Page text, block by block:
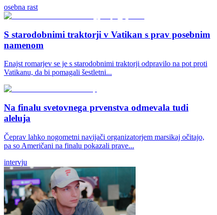
osebna rast
S starodobnimi traktorji v Vatikan s prav posebnim
namenom
Enajst romarjev se je s starodobnimi traktorji odpravilo na pot proti
Vatikanu, da bi pomagali šestletni...
Na finalu svetovnega prvenstva odmevala tudi
aleluja
Čeprav lahko nogometni navijači organizatorjem marsikaj očitajo,
pa so Američani na finalu pokazali prave...
intervju